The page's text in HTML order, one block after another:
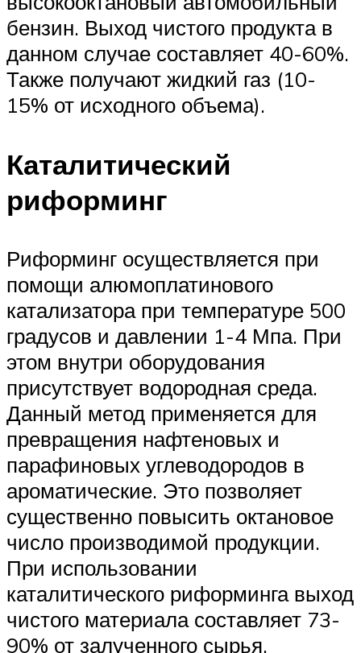
бензин. Выход чистого продукта в
данном случае составляет 40-60%.
Также получают жидкий газ (10-
15% от исходного объема).
Каталитический
риформинг
Риформинг осуществляется при
помощи алюмоплатинового
катализатора при температуре 500
градусов и давлении 1-4 Мпа. При
этом внутри оборудования
присутствует водородная среда.
Данный метод применяется для
превращения нафтеновых и
парафиновых углеводородов в
ароматические. Это позволяет
существенно повысить октановое
число производимой продукции.
При использовании
каталитического риформинга выход
чистого материала составляет 73-
90% от залученного сырья.